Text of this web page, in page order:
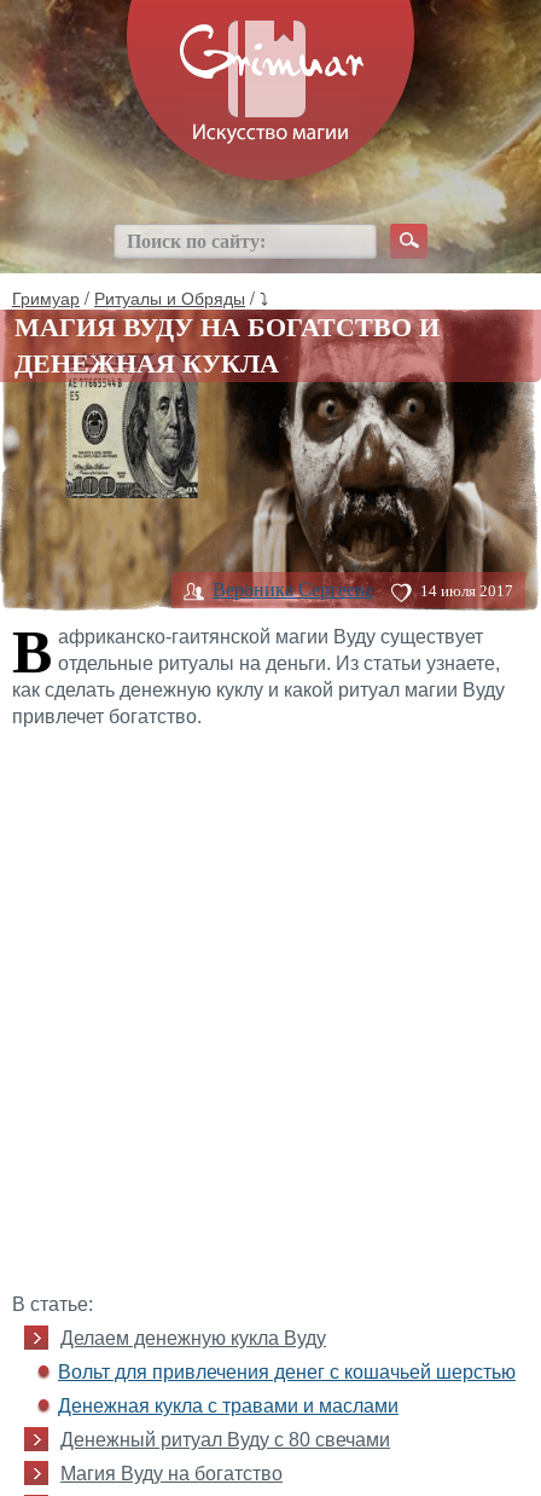
Гримуар / Ритуалы и Обряды / ⤵
МАГИЯ ВУДУ НА БОГАТСТВО И
ДЕНЕЖНАЯ КУКЛА
Вероника Сергеева 14 июля 2017
В африканско-гаитянской магии Вуду существует
отдельные ритуалы на деньги. Из статьи узнаете,
как сделать денежную куклу и какой ритуал магии Вуду
привлечет богатство.
В статье:
Делаем денежную кукла Вуду
Вольт для привлечения денег с кошачьей шерстью
Денежная кукла с травами и маслами
Денежный ритуал Вуду с 80 свечами
Магия Вуду на богатство